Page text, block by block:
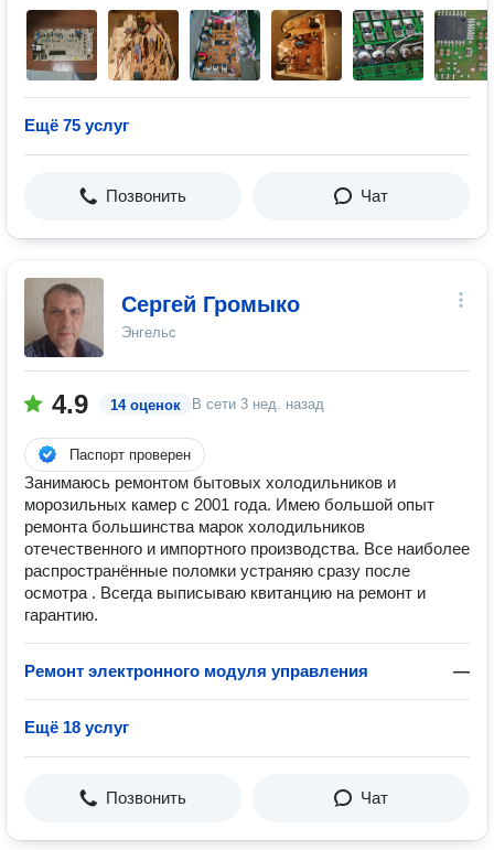
Ещё 75 услуг
Позвонить Чат
Сергей Громыко
Энгельс
4.9 14 оценок В сети 3 нед. назад
Паспорт проверен
Занимаюсь ремонтом бытовых холодильников и
морозильных камер с 2001 года. Имею большой опыт
ремонта большинства марок холодильников
отечественного и импортного производства. Все наиболее
распространённые поломки устраняю сразу после
осмотра . Всегда выписываю квитанцию на ремонт и
гарантию.
Ремонт электронного модуля управления —
Ещё 18 услуг
Позвонить Чат